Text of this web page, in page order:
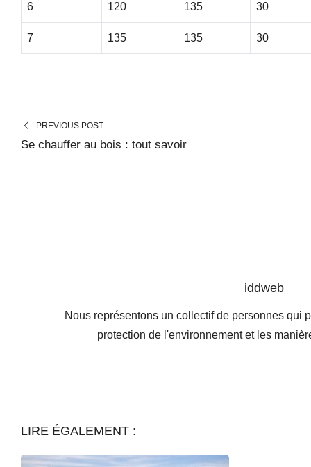
6 120 135 30
7 135 135 30
PREVIOUS POST
Se chauffer au bois : tout savoir
iddweb
Nous représentons un collectif de personnes qui
protection de l'environnement et les
LIRE ÉGALEMENT :